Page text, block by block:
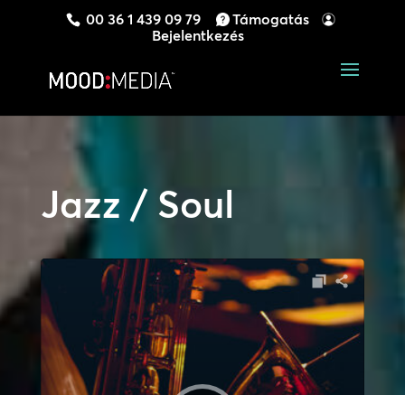
00 36 1 439 09 79
Támogatás
Bejelentkezés
Jazz / Soul
Audió
lejátszó